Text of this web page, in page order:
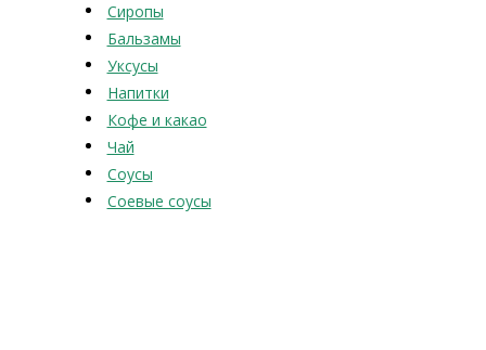
Сиропы
Бальзамы
Уксусы
Напитки
Кофе и какао
Чай
Соусы
Соевые соусы